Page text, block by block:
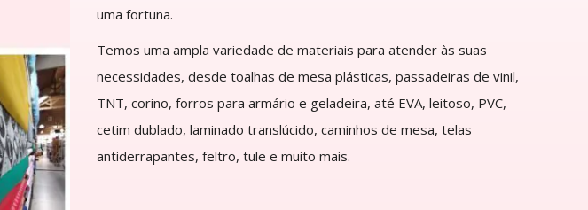
uma fortuna.
Temos uma ampla variedade de materiais para atender às suas
necessidades, desde toalhas de mesa plásticas, passadeiras de vinil,
TNT, corino, forros para armário e geladeira, até EVA, leitoso, PVC,
cetim dublado, laminado translúcido, caminhos de mesa, telas
antiderrapantes, feltro, tule e muito mais.